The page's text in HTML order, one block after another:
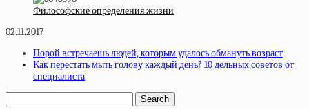
Философские определения жизни
02.11.2017
Порой встречаешь людей, которым удалось обмануть возраст
Как перестать мыть голову каждый день? 10 дельных советов от
специалиста